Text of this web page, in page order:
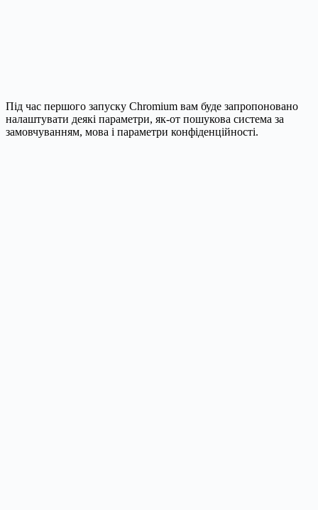
Під час першого запуску Chromium вам буде запропоновано
налаштувати деякі параметри, як-от пошукова система за
замовчуванням, мова і параметри конфіденційності.